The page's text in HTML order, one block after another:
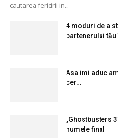
cautarea fericirii in...
4 moduri de a
partenerului
Asa imi aduc
cer…
„Ghostbusters
numele final